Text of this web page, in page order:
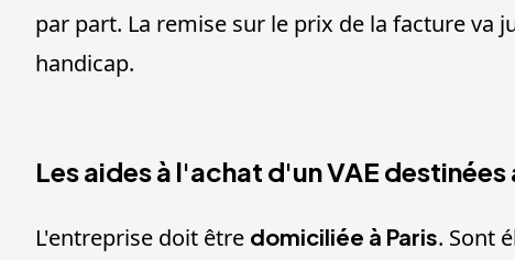
par part. La remise sur le prix de la facture va
handicap.
Les aides à l'achat d'un VAE
L'entreprise doit être domiciliée à Paris. Sont